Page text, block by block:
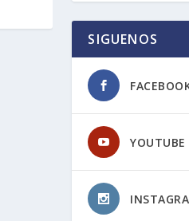
SIGUENOS
YOUTUBE